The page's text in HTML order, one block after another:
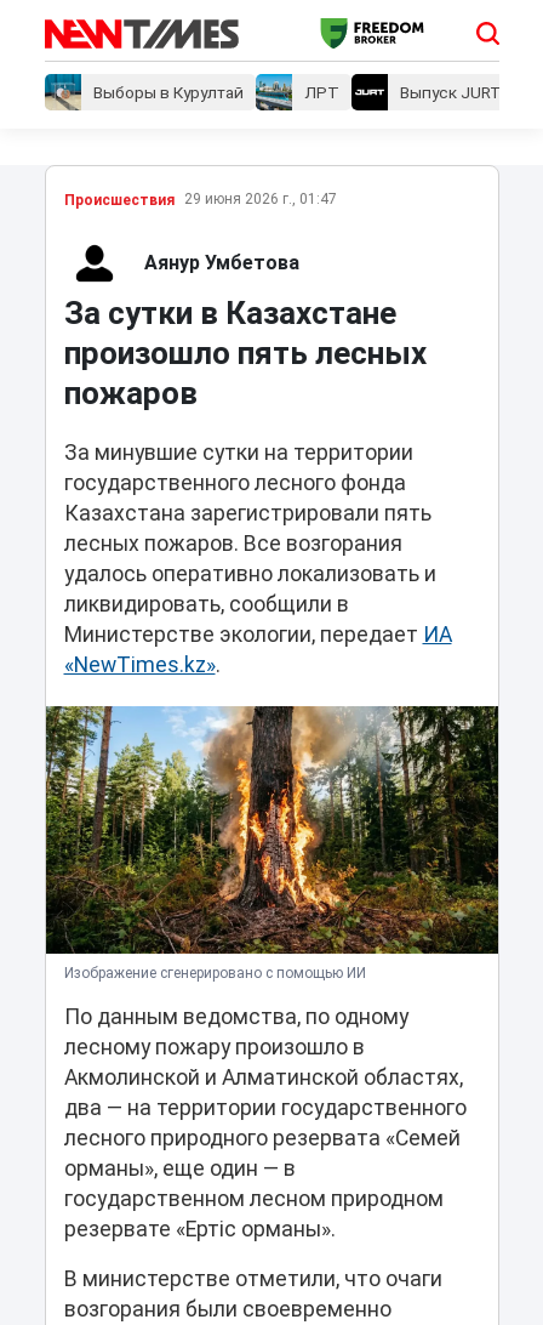
Выборы в Курултай ЛРТ Выпуск JURT
Проиcшествия 29 июня 2026 г., 01:47
Аянур Умбетова
За сутки в Казахстане
произошло пять лесных
пожаров
За минувшие сутки на территории
государственного лесного фонда
Казахстана зарегистрировали пять
лесных пожаров. Все возгорания
удалось оперативно локализовать и
ликвидировать, сообщили в
Министерстве экологии, передает ИА
«NewTimes.kz».
Изображение сгенерировано с помощью ИИ
По данным ведомства, по одному
лесному пожару произошло в
Акмолинской и Алматинской областях,
два — на территории государственного
лесного природного резервата «Семей
орманы», еще один — в
государственном лесном природном
резервате «Ертіс орманы».
В министерстве отметили, что очаги
возгорания были своевременно